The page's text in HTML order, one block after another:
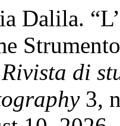
Dalila.
Rivista di
3,